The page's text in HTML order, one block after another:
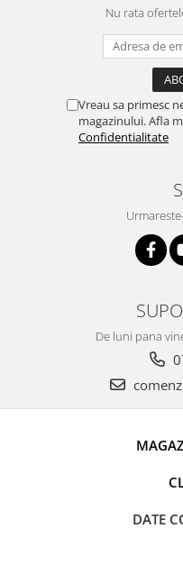
Nu rata
Vreau sa primesc
magazinului. Afla
Confidentialitate
De luni pana
DATE